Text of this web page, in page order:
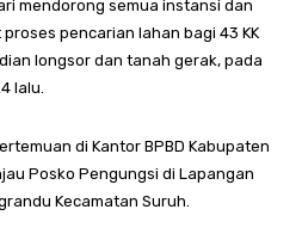
mendorong semua instansi dan
pencarian lahan bagi 43 KK
longsor dan tanah gerak, pada
lalu.
di Kantor BPBD Kabupaten
Posko Pengungsi di Lapangan
Kecamatan Suruh.